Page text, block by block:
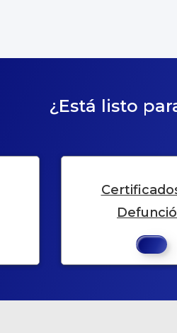
¿Está listo